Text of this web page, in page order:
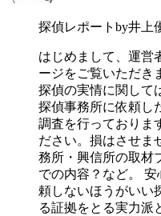
探偵レポートby井上
はじめまして、運営
ージをご覧いただき
探偵の実情に関して
探偵事務所に依頼し
調査を行っておりま
ださい。損はさせま
務所・興信所の取材
での内容？など。
頼しないほうがいい
る証拠をとる実力派